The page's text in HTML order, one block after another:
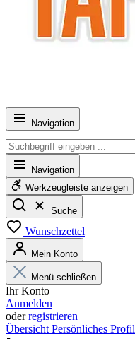
Navigation
Navigation
Werkzeugleiste anzeigen
Suche
Wunschzettel
Mein Konto
Menü schließen
Ihr Konto
Anmelden
oderregistrieren
Übersicht Persönliches Profil